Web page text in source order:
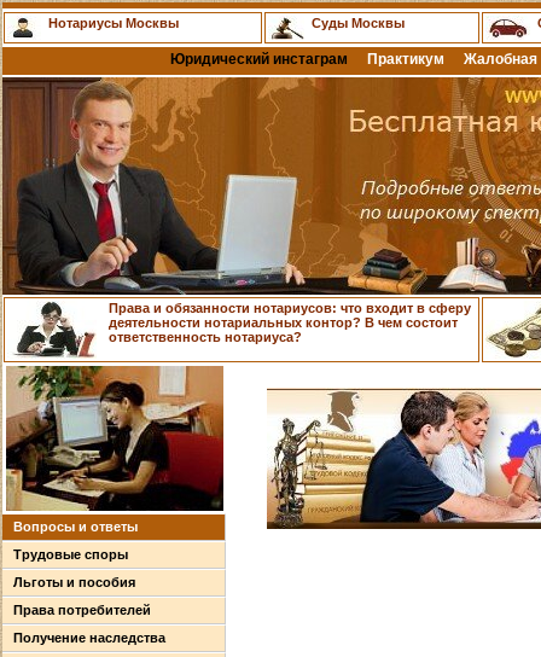
Нотариусы Москвы Суды Москвы
Юридический инстаграм Практикум Жалобная
Права и обязанности нотариусов: что входит в сферу
деятельности нотариальных контор? В чем состоит
ответственность нотариуса?
Вопросы и ответы
Трудовые споры
Льготы и пособия
Права потребителей
Получение наследства